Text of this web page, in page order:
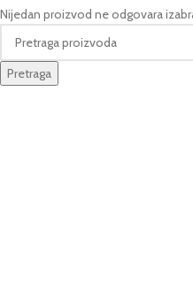
Nijedan proizvod ne odgovara
Pretraga